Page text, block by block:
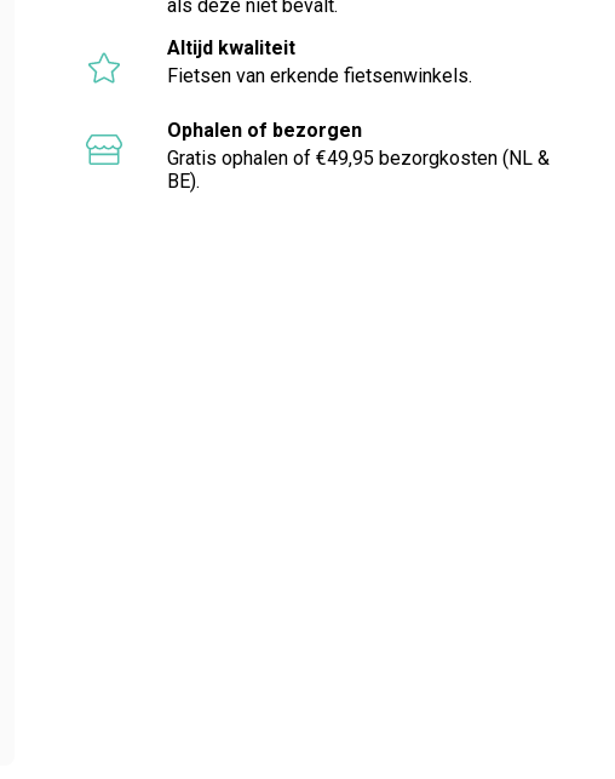
als deze niet bevalt.
Altijd kwaliteit
Fietsen van erkende fietsenwinkels.
Ophalen of bezorgen
Gratis ophalen of €49,95 bezorgkosten (NL &
BE).